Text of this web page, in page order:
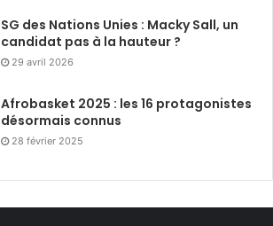
SG des Nations Unies : Macky Sall, un
candidat pas à la hauteur ?
29 avril 2026
Afrobasket 2025 : les 16 protagonistes
désormais connus
28 février 2025